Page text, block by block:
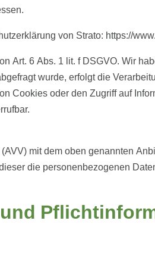
von Strato: https://
Art. 6 Abs. 1 lit. f DSGVO. Wir
wurde, erfolgt die
Cookies oder den Zugriff auf
mit dem oben genannten
die personenbezogenen